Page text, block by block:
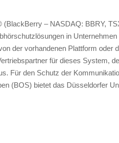
– NASDAQ: BBRY,
in
der vorhandenen Plattform oder
für dieses System,
Für den Schutz der
(BOS) bietet das Düsseldorfer